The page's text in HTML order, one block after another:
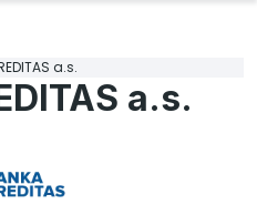
a.s.
a.s.